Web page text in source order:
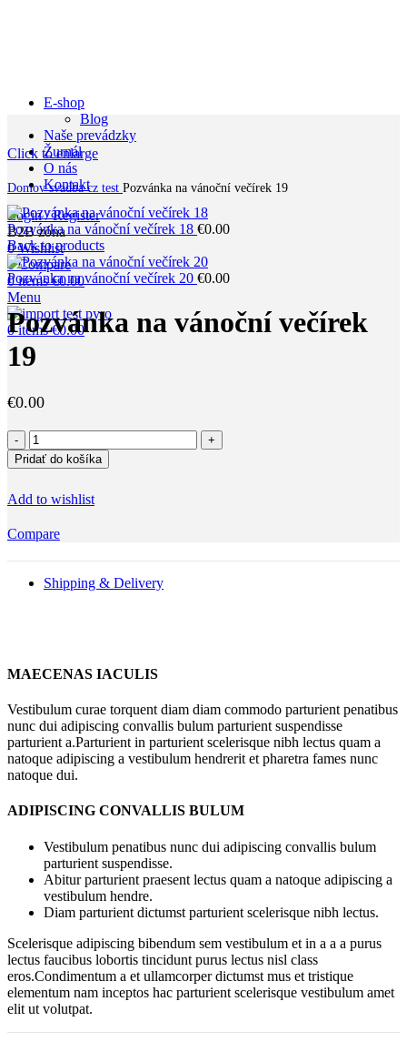
E-shop
Blog
Naše prevádzky
Žurnál
O nás
Kontakt
Login / Register
B2B zóna
0Wishlist
0 Compare
0items €0.00
Menu
0items €0.00
Click to enlarge
Domovsvadba cz test Pozvánka na vánoční večírek 19
Pozvánka na vánoční večírek 18 €0.00
Back to products
Pozvánka na vánoční večírek 20 €0.00
Pozvánka na vánoční večírek
19
€0.00
množstvo
Pozvánka
na
večírek
Pridať do košíka
Add to wishlist
Compare
Shipping & Delivery
MAECENAS IACULIS
Vestibulum curae torquent diam diam commodo parturient penatibus
nunc dui adipiscing convallis bulum parturient suspendisse
parturient a.Parturient in parturient scelerisque nibh lectus quam a
natoque adipiscing a vestibulum hendrerit et pharetra fames nunc
natoque dui.
ADIPISCING CONVALLIS BULUM
Vestibulum penatibus nunc dui adipiscing convallis bulum
parturient suspendisse.
Abitur parturient praesent lectus quam a natoque adipiscing a
vestibulum hendre.
Diam parturient dictumst parturient scelerisque nibh lectus.
Scelerisque adipiscing bibendum sem vestibulum et in a a a purus
lectus faucibus lobortis tincidunt purus lectus nisl class
eros.Condimentum a et ullamcorper dictumst mus et tristique
elementum nam inceptos hac parturient scelerisque vestibulum amet
elit ut volutpat.